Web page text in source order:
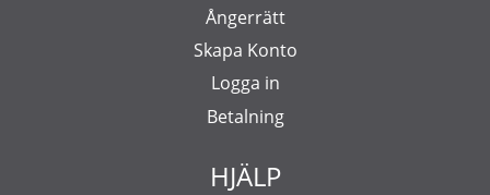
Ångerrätt
Skapa Konto
Logga in
Betalning
HJÄLP